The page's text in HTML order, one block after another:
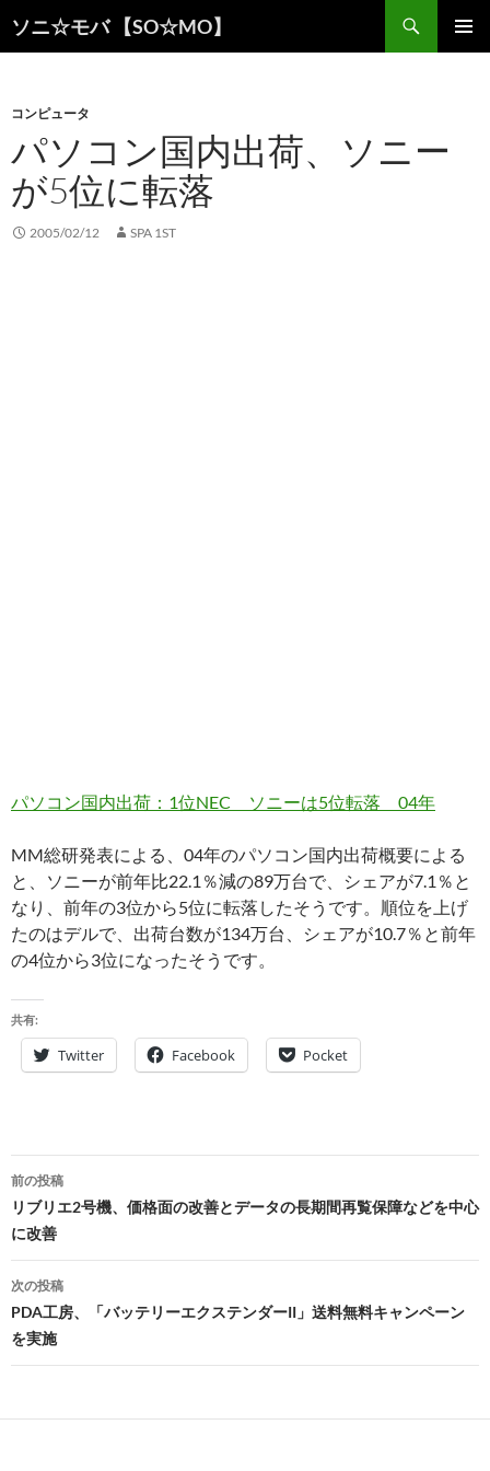
ソニ☆モバ 【SO☆MO】
索
ン
へ
ス
キ
ッ
コンピュータ
パソコン国内出荷、ソニー
が5位に転落
2005/02/12 SPA 1ST
パソコン国内出荷：1位NEC ソニーは5位転落 04年
MM総研発表による、04年のパソコン国内出荷概要による
と、ソニーが前年比22.1％減の89万台で、シェアが7.1％と
なり、前年の3位から5位に転落したそうです。順位を上げ
たのはデルで、出荷台数が134万台、シェアが10.7％と前年
の4位から3位になったそうです。
共有:
Twitter Facebook Pocket
投
稿
ナ
ビ
ゲ
ー
前の投稿
リブリエ2号機、価格面の改善とデータの長期間再覧保障などを中心
に改善
次の投稿
PDA工房、「バッテリーエクステンダーII」送料無料キャンペーン
を実施